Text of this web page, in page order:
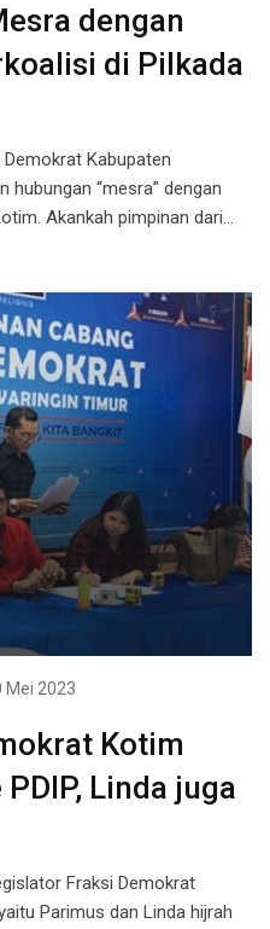
dengan
di Pilkada
Demokrat Kabupaten
hubungan “mesra” dengan
Akankah pimpinan dari…
Mei 2023
Kotim
Linda juga
Fraksi Demokrat
Parimus dan Linda hijrah